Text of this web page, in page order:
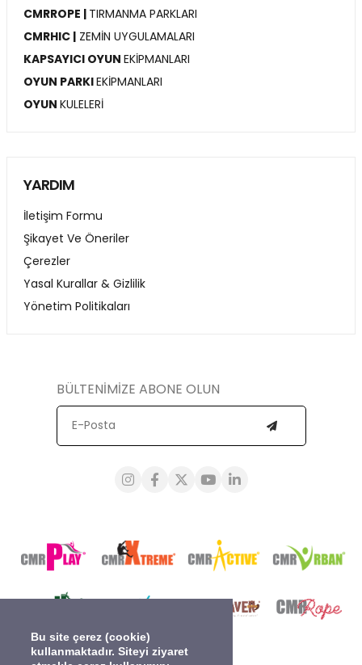
Bu site çerez (cookie)
kullanmaktadır. Siteyi ziyaret
CMRROPE | TIRMANMA PARKLARI
CMRHIC | ZEMİN UYGULAMALARI
KAPSAYICI OYUN EKİPMANLARI
OYUN PARKIEKİPMANLARI
OYUN KULELERİ
YARDIM
İletişim Formu
Şikayet Ve Öneriler
Çerezler
Yasal Kurallar & Gizlilik
Yönetim Politikaları
BÜLTENİMİZE ABONE OLUN